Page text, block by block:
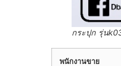
กระปุก รุ่น
พนักงานขาย